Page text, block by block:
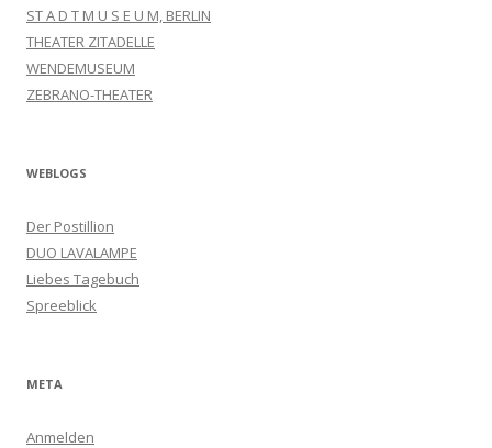
ST A D T M U S E U M, BERLIN
THEATER ZITADELLE
WENDEMUSEUM
ZEBRANO-THEATER
WEBLOGS
Der Postillion
DUO LAVALAMPE
Liebes Tagebuch
Spreeblick
META
Anmelden